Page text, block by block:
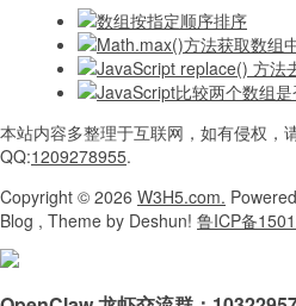
数组按指定顺序排序
Math.max()方法获取数组
JavaScript replace() 方法
JavaScript比较两个数组是
本站内容多整理于互联网， 如有侵权，
QQ:1209278955.
Copyright © 2026 W3H5.com. Powered
Blog , Theme by Deshun! 鲁ICP备